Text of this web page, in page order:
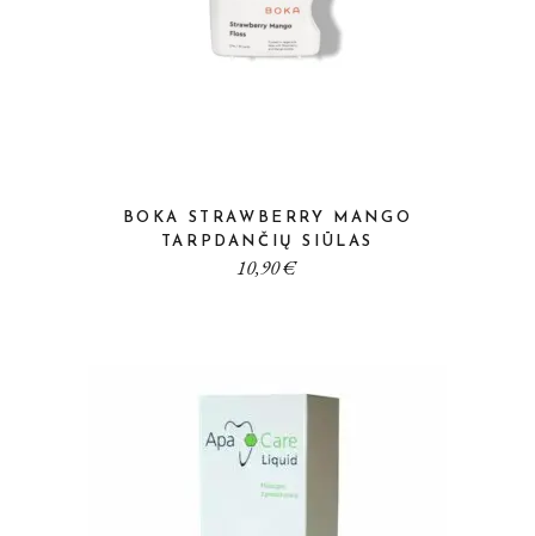
BOKA STRAWBERRY MANGO
TARPDANČIŲ SIŪLAS
10,90€